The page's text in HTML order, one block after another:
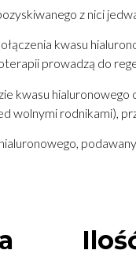
z nici
kwasu
prowadzą do
kwasu hialuronowego
wolnymi rodnikami),